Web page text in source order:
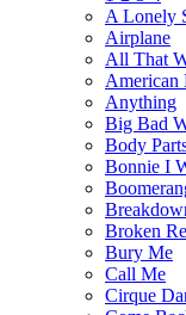
A Lonely
Airplane
All That
American
Anything
Big Bad
Body
Bonnie I
Broken
Bury Me
Call Me
Cirque